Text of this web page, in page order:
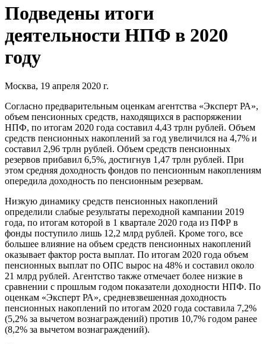
Подведены итоги
деятельности НПФ в 2020
году
Москва, 19 апреля 2020 г.
Согласно предварительным оценкам агентства «Эксперт РА»,
объем пенсионных средств, находящихся в распоряжении
НПФ, по итогам 2020 года составил 4,43 трлн рублей. Объем
средств пенсионных накоплений за год увеличился на 4,7% и
составил 2,96 трлн рублей. Объем средств пенсионных
резервов прибавил 6,5%, достигнув 1,47 трлн рублей. При
этом средняя доходность фондов по пенсионным накоплениям
опередила доходность по пенсионным резервам.
Низкую динамику средств пенсионных накоплений
определили слабые результаты переходной кампании 2019
года, по итогам которой в 1 квартале 2020 года из ПФР в
фонды поступило лишь 12,2 млрд рублей. Кроме того, все
большее влияние на объем средств пенсионных накоплений
оказывает фактор роста выплат. По итогам 2020 года объем
пенсионных выплат по ОПС вырос на 48% и составил около
21 млрд рублей. Агентство также отмечает более низкие в
сравнении с прошлым годом показатели доходности НПФ. По
оценкам «Эксперт РА», средневзвешенная доходность
пенсионных накоплений по итогам 2020 года составила 7,2%
(5,2% за вычетом вознаграждений) против 10,7% годом ранее
(8,2% за вычетом вознаграждений).